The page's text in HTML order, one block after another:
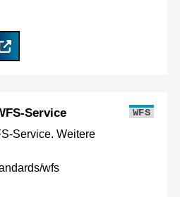
Service WFS
Service. Weitere
wfs